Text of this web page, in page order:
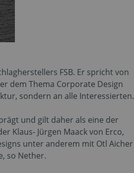
FSB. Er spricht von
dem Thema Corporate Design
sondern an alle Interessierten.
und gilt daher als eine der
Klaus- Jürgen Maack von Erco,
unter anderem mit Otl Aicher
so Nether.